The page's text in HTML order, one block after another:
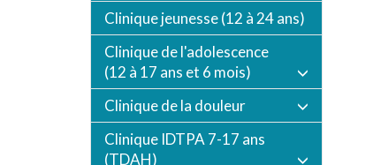
Clinique jeunesse (12 à 24 ans)
Clinique de l'adolescence
(12 à 17 ans et 6 mois)
Clinique de la douleur
Clinique IDTPA 7-17 ans
(TDAH)